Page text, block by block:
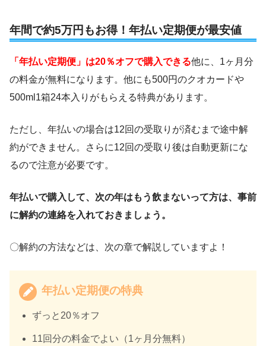
年間で約5万円もお得！年払い定期便が最安値
「年払い定期便」は20％オフで購入できる他に、1ヶ月分
の料金が無料になります。他にも500円のクオカードや
500ml1箱24本入りがもらえる特典があります。
ただし、年払いの場合は12回の受取りが済むまで途中解
約ができません。さらに12回の受取り後は自動更新にな
るので注意が必要です。
年払いで購入して、次の年はもう飲まないって方は、事前
に解約の連絡を入れておきましょう。
〇解約の方法などは、次の章で解説していますよ！
年払い定期便の特典
ずっと20％オフ
11回分の料金でよい（1ヶ月分無料）